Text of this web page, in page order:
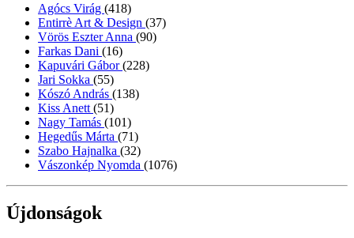
Agócs Virág (418)
Entirrè Art & Design (37)
Vörös Eszter Anna (90)
Farkas Dani (16)
Kapuvári Gábor(228)
Jari Sokka (55)
Kószó András (138)
Kiss Anett (51)
Nagy Tamás (101)
Hegedűs Márta (71)
Szabo Hajnalka (32)
Vászonkép Nyomda (1076)
Újdonságok